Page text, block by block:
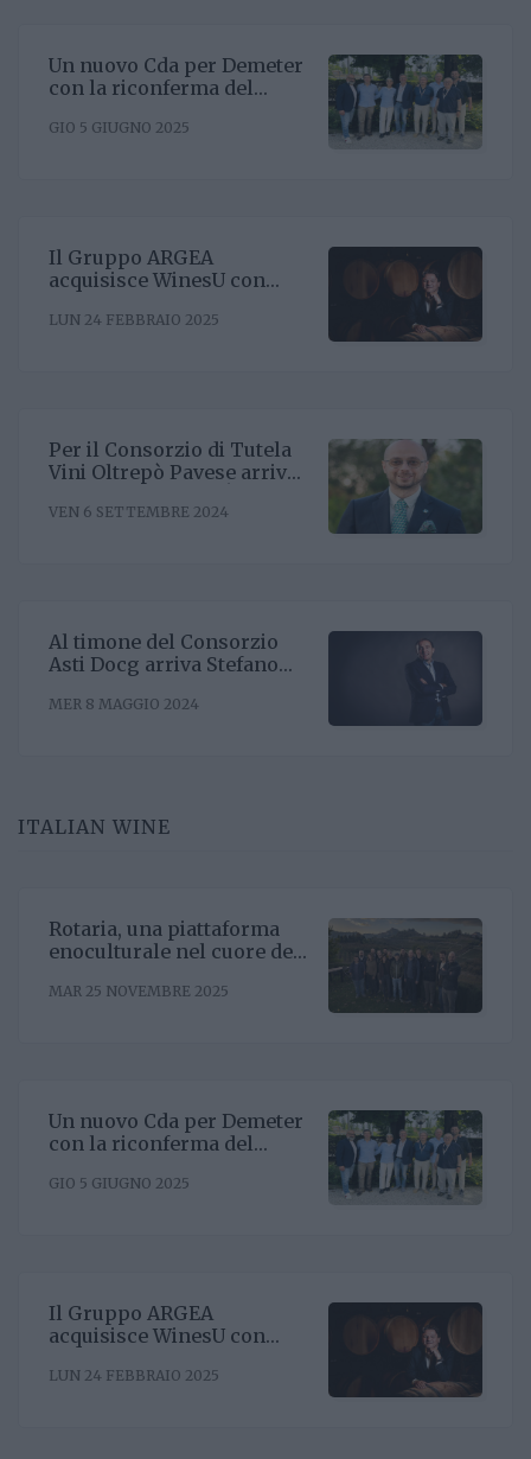
Un nuovo Cda per Demeter
con la riconferma del
GIO 5 GIUGNO 2025
Il Gruppo ARGEA
acquisisce WinesU con
posizionamento negli Stati
LUN 24 FEBBRAIO 2025
Per il Consorzio di Tutela
Vini Oltrepò Pavese arriva
Riccardo Binda
VEN 6 SETTEMBRE 2024
Al timone del Consorzio
Asti Docg arriva Stefano
sinergia associativa e far
MER 8 MAGGIO 2024
ITALIAN WINE
Rotaria, una piattaforma
enoculturale nel cuore del
MAR 25 NOVEMBRE 2025
Un nuovo Cda per Demeter
con la riconferma del
GIO 5 GIUGNO 2025
Il Gruppo ARGEA
acquisisce WinesU con
posizionamento negli Stati
LUN 24 FEBBRAIO 2025